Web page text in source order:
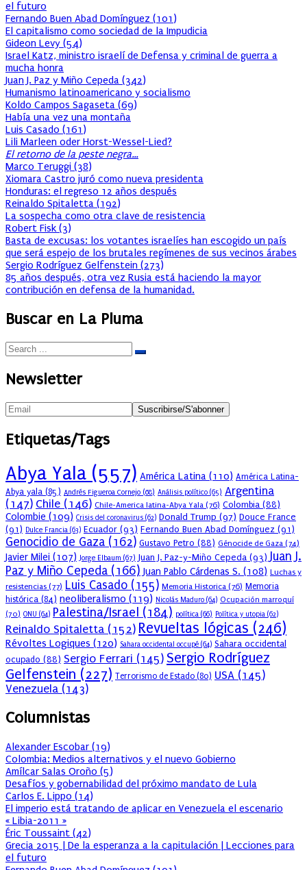
el futuro
Fernando Buen Abad Domínguez (101)
El capitalismo como sociedad de la Impudicia
Gideon Levy (54)
Israel Katz, ministro israelí de Defensa y criminal de guerra a
mucha honra
Juan J. Paz y Miño Cepeda (342)
Humanismo latinoamericano y socialismo
Koldo Campos Sagaseta (69)
Había una vez una montaña
Luis Casado (161)
Lili Marleen oder Horst-Wessel-Lied?
El retorno de la peste negra…
Marco Teruggi (38)
Xiomara Castro juró como nueva presidenta
Honduras: el regreso 12 años después
Reinaldo Spitaletta (192)
La sospecha como otra clave de resistencia
Robert Fisk (3)
Basta de excusas: los votantes israelíes han escogido un país
que será espejo de los brutales regímenes de sus vecinos árabes
Sergio Rodríguez Gelfenstein (273)
85 años después, otra vez Rusia está haciendo la mayor
contribución en defensa de la humanidad.
Buscar en La Pluma
Newsletter
Etiquetas/Tags
Abya Yala (557) América Latina (110) América Latina-
Abya yala (85) Andrés Figueroa Cornejo (68) Análisis político (65) Argentina
(147) Chile (146) Chile-America latina-Abya Yala (76) Colombia (88)
Colombie (109) Crisis del coronavirus (62) Donald Trump (97) Douce France
(91) Dulce Francia (63) Ecuador (93) Fernando Buen Abad Domínguez (91)
Genocidio de Gaza (162) Gustavo Petro (88) Génocide de Gaza (74)
Javier Milei (107) Jorge Elbaum (67) Juan J. Paz-y-Miño Cepeda (93) Juan J.
Paz y Miño Cepeda (166) Juan Pablo Cárdenas S. (108) Luchas y
resistencias (77) Luis Casado (155) Memoria Historica (76) Memoria
histórica (84) neoliberalismo (119) Nicolás Maduro (64) Ocupación marroquí
(70) ONU (64) Palestina/Israel (184) política (66) Política y utopia (62)
Reinaldo Spitaletta (152) Revueltas lógicas (246)
Révoltes Logiques (120) Sahara occidental occupé (64) Sahara occidental
ocupado (88) Sergio Ferrari (145) Sergio Rodríguez
Gelfenstein (227) Terrorismo de Estado (80) USA (145)
Venezuela (143)
Columnistas
Alexander Escobar (19)
Colombia: Medios alternativos y el nuevo Gobierno
Amílcar Salas Oroño (5)
Desafíos y gobernabilidad del próximo mandato de Lula
Carlos E. Lippo (14)
El imperio está tratando de aplicar en Venezuela el escenario
« Libia-2011 »
Éric Toussaint (42)
Grecia 2015 | De la esperanza a la capitulación | Lecciones para
el futuro